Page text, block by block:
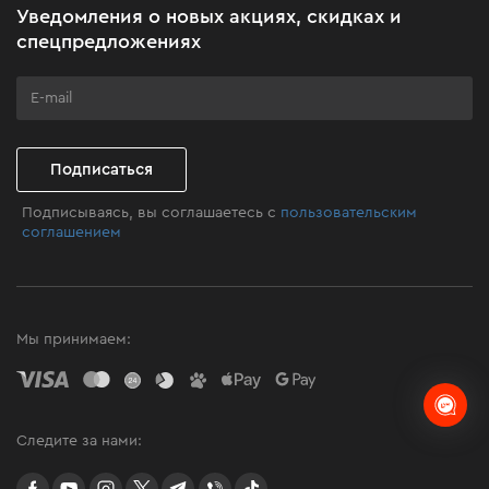
Клуб мастерства
Уведомления о новых акциях, скидках и
спецпредложениях
Подписаться
Подписываясь, вы соглашаетесь с пользовательским
соглашением
Мы принимаем:
Следите за нами:
facebookyoutubeinstagramtwittertelegram
Viber TikTok